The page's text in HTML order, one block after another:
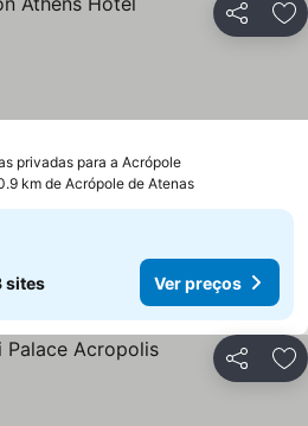
Partilhar
privadas para a Acrópole
km de Acrópole de Atenas
sites Ver preços
Partilhar